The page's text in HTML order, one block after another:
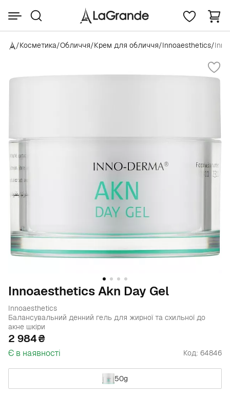
/Косметика/Обличчя/Крем для обличчя/Innoaesthetics/
Innoaesthetics Akn Day Gel
Innoaesthetics
Балансувальний денний гель для жирної та схильної до
акне шкіри
2 984
Є в наявності Код: 64846
50g